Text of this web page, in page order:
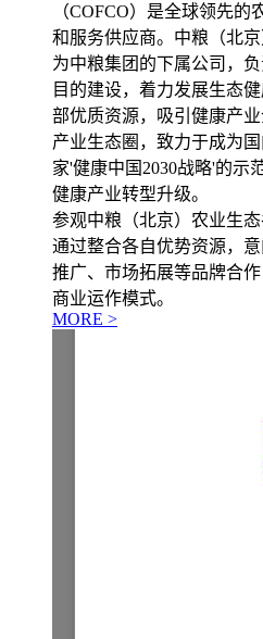
（COFCO）是全球领先
和服务供应商。中粮（北
为中粮集团的下属公司，
目的建设，着力发展生态
部优质资源，吸引健康产
产业生态圈，致力于成为
家'健康中国2030战略'的示
健康产业转型升级。
参观中粮（北京）农业
通过整合各自优势资源，
推广、市场拓展等品牌合
商业运作模式。
MORE >